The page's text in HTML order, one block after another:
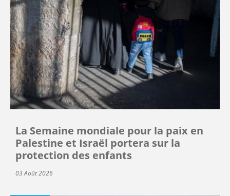
La Semaine mondiale pour la paix en
Palestine et Israël portera sur la
protection des enfants
03 Août 2026